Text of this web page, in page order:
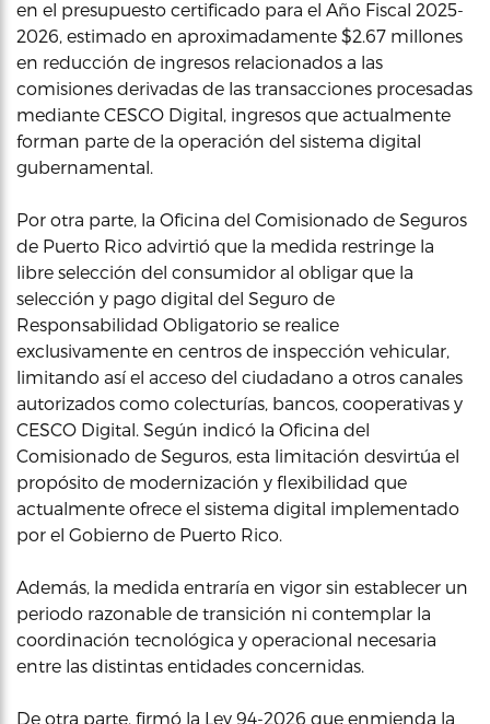
en el presupuesto certificado para el Año Fiscal 2025-
2026, estimado en aproximadamente $2.67 millones
en reducción de ingresos relacionados a las
comisiones derivadas de las transacciones procesadas
mediante CESCO Digital, ingresos que actualmente
forman parte de la operación del sistema digital
gubernamental.
Por otra parte, la Oficina del Comisionado de Seguros
de Puerto Rico advirtió que la medida restringe la
libre selección del consumidor al obligar que la
selección y pago digital del Seguro de
Responsabilidad Obligatorio se realice
exclusivamente en centros de inspección vehicular,
limitando así el acceso del ciudadano a otros canales
autorizados como colecturías, bancos, cooperativas y
CESCO Digital. Según indicó la Oficina del
Comisionado de Seguros, esta limitación desvirtúa el
propósito de modernización y flexibilidad que
actualmente ofrece el sistema digital implementado
por el Gobierno de Puerto Rico.
Además, la medida entraría en vigor sin establecer un
periodo razonable de transición ni contemplar la
coordinación tecnológica y operacional necesaria
entre las distintas entidades concernidas.
De otra parte, firmó la Ley 94-2026 que enmienda la